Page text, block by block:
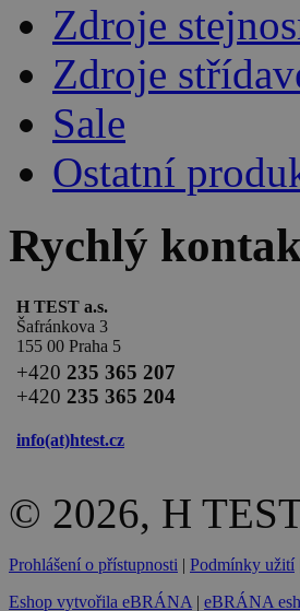
Zdroje
Zdroje
Sale
Ostatní
Rychlý
H TEST a.s.
Šafránkova 3
155 00 Praha 5
+420 235 365 207
+420 235 365 204
info(at)htest.cz
© 2026, H
Prohlášení o přístupnosti | Podmínky užití
Eshop vytvořila eBRÁNA | eBRÁNA